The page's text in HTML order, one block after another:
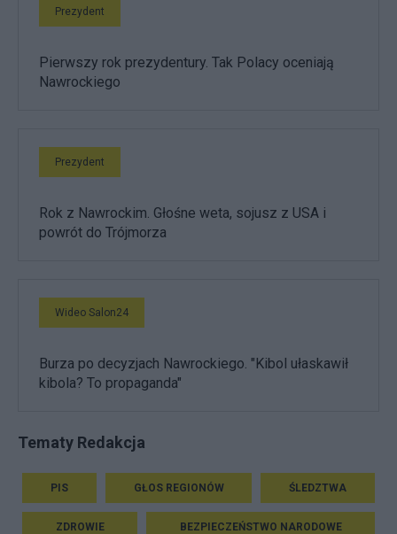
Prezydent
Pierwszy rok prezydentury. Tak Polacy oceniają
Nawrockiego
Prezydent
Rok z Nawrockim. Głośne weta, sojusz z USA i
powrót do Trójmorza
Wideo Salon24
Burza po decyzjach Nawrockiego. "Kibol ułaskawił
kibola? To propaganda"
Tematy Redakcja
PIS GŁOS REGIONÓW ŚLEDZTWA
ZDROWIE BEZPIECZEŃSTWO NARODOWE